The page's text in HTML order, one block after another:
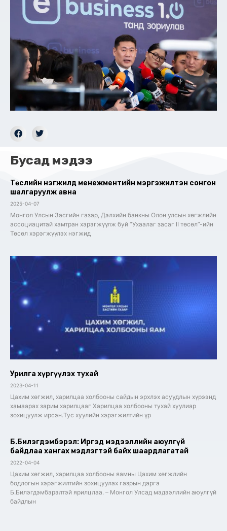
Бусад мэдээ
Төслийн нэгжилд менежментийн мэргэжилтэн сонгон
шалгаруулж авна
2025-04-07
Монгол Улсын Засгийн газар, Дэлхийн банкны Олон улсын хөгжлийн
ассоциацитай хамтран хэрэгжүүлж буй “Ухаалаг засаг II төсөл”-ийн
Төсөл хэрэгжүүлэх нэгжид
Урилга хүргүүлэх тухай
2023-04-11
Цахим хөгжил, харилцаа холбооны сайдын эрхлэх асуудлын хүрээнд
хамаарах зарим харилцааг Харилцаа холбооны тухай хуулиар
зохицуулж ирсэн.Тус хуулийн хэрэгжилтийн үр
Б.Билэгдэмбэрэл: Иргэд мэдээллийн аюулгүй
байдлаа хангах мэдлэгтэй байх шаардлагатай
2022-04-04
Цахим хөгжил, харилцаа холбооны яамны Цахим хөгжлийн
бодлогын хэрэгжилтийн зохицуулах газрын дарга
Б.Билэгдэмбэрэлтэй ярилцлаа. – Монгол Улсад мэдээллийн аюулгүй
байдлын